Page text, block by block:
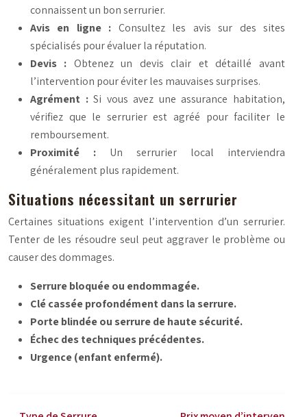
connaissent un bon serrurier.
Avis en ligne : Consultez les avis sur des sites
spécialisés pour évaluer la réputation.
Devis : Obtenez un devis clair et détaillé avant
l’intervention pour éviter les mauvaises surprises.
Agrément :Si vous avez une assurance habitation,
vérifiez que le serrurier est agréé pour faciliter le
remboursement.
Proximité : Un serrurier local interviendra
généralement plus rapidement.
Situations nécessitant un serrurier
Certaines situations exigent l’intervention d’un serrurier.
Tenter de les résoudre seul peut aggraver le problème ou
causer des dommages.
Serrure bloquée ou endommagée.
Clé cassée profondément dans la serrure.
Porte blindée ou serrure de haute sécurité.
Échec des techniques précédentes.
Urgence (enfant enfermé).